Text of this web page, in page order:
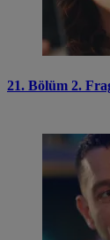
21. Bölüm 2.